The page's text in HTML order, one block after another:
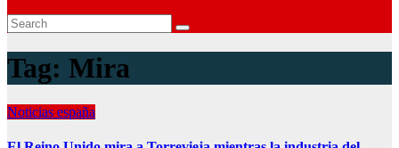
Tag: Mira
Noticias españa